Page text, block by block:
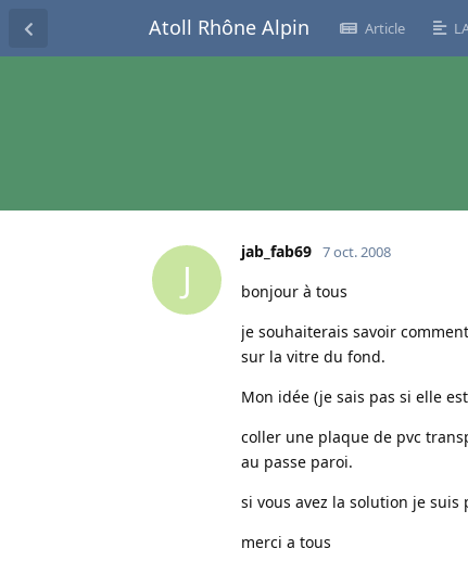
Atoll Rhône Alpin Article
J
jab_fab69 7 oct. 2008
bonjour à tous
je souhaiterais savoir
sur la vitre du fond.
Mon idée (je sais pas si elle
coller une plaque de pvc
au passe paroi.
si vous avez la solution je suis
merci a tous